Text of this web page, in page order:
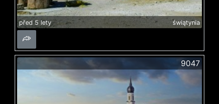
před 5 lety świątynia
9047